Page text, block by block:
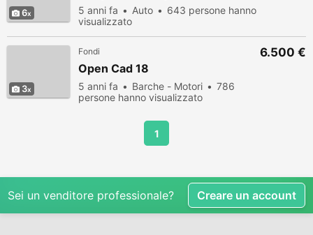
6 5 anni fa Auto
643 persone hanno
visualizzato
3
Fondi
Open Cad 18
5 anni fa Barche - Motori
786
persone hanno visualizzato
6.500 €
1
Sei un venditore professionale? Creare un account